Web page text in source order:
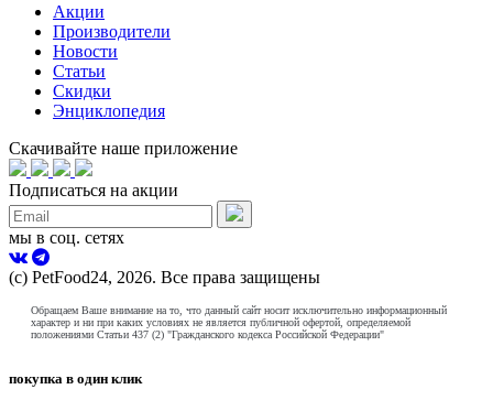
Акции
Производители
Новости
Статьи
Скидки
Энциклопедия
Скачивайте наше приложение
Подписаться на акции
мы в соц. сетях
(с) PetFood24, 2026. Все права защищены
Обращаем Ваше внимание на то, что данный сайт носит исключительно информационный
характер и ни при каких условиях не является публичной офертой, определяемой
положениями Статьи 437 (2) "Гражданского кодекса Российской Федерации"
покупка в один клик